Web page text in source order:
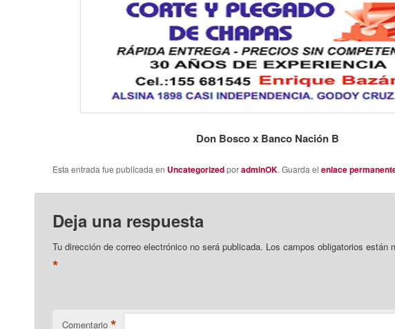
Don Bosco x Banco Nación B
Esta entrada fue publicada en UncategorizedporadminOK. Guarda el enlace
Deja una respuesta
Tu dirección de correo electrónico no será publicada. Los campos obligatorios están
*
Comentario